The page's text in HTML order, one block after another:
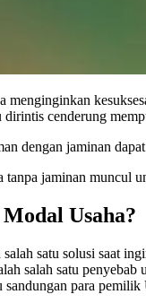
menginginkan
dirintis cenderung
dengan jaminan
jaminan muncul
Usaha?
satu solusi saat
salah satu
sandungan para